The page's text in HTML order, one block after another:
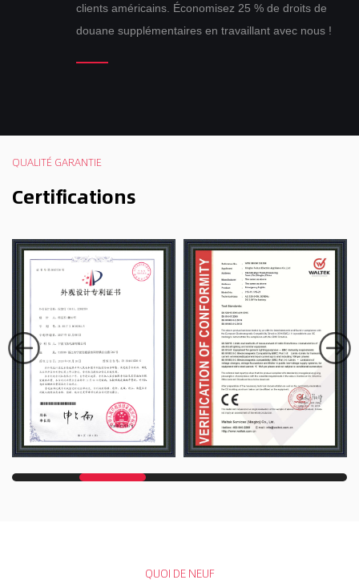
clients américains. Économisez 25 % de droits de
douane supplémentaires en travaillant avec nous !
QUALITÉ GARANTIE
Certifications
QUOI DE NEUF